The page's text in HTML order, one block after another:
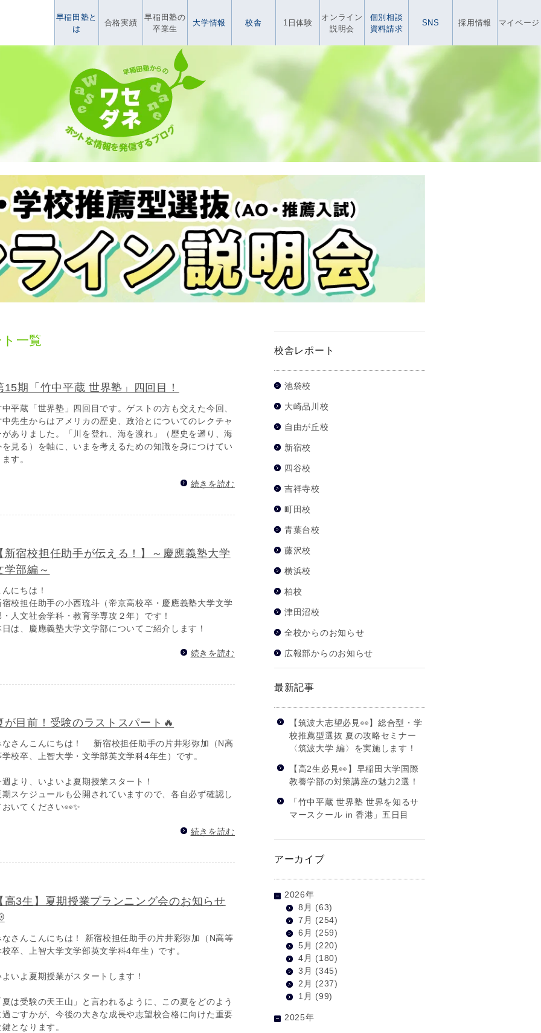
早稲田塾と
は
合格実績
早稲田塾の
卒業生
大学情報 校舎 1日体験
オンライン
説明会
個別相談
資料請求
SNS 採用情報 マイページ
一覧
15期「竹中平蔵 世界塾」四回目！
中平蔵「世界塾」四回目です。ゲストの方も交えた今回、
中先生からはアメリカの歴史、政治とについてのレクチャ
がありました。「川を登れ、海を渡れ」（歴史を遡り、海
を見る）を軸に、いまを考えるための知識を身につけてい
す。
続きを読む
新宿校担任助手が伝える！】～慶應義塾大学
学部編～
んにちは！
宿校担任助手の小西琉斗（帝京高校卒・慶應義塾大学文学
・人文社会学科・教育学専攻２年）です！
日は、慶應義塾大学文学部についてご紹介します！
続きを読む
が目前！受験のラストスパート🔥
なさんこんにちは！ 新宿校担任助手の片井彩弥加（N高
学校卒、上智大学・文学部英文学科4年生）です。
週より、いよいよ夏期授業スタート！
期スケジュールも公開されていますので、各自必ず確認し
おいてください👀✨
続きを読む
高3生】夏期授業プランニング会のお知らせ
なさんこんにちは！ 新宿校担任助手の片井彩弥加（N高等
校卒、上智大学文学部英文学科4年生）です。
よいよ夏期授業がスタートします！
夏は受験の天王山」と言われるように、この夏をどのよう
過ごすかが、今後の大きな成長や志望校合格に向けた重要
鍵となります。
校舎レポート
池袋校
大崎品川校
自由が丘校
新宿校
四谷校
吉祥寺校
町田校
青葉台校
藤沢校
横浜校
柏校
津田沼校
全校からのお知らせ
広報部からのお知らせ
最新記事
【筑波大志望必見👀】総合型・学
校推薦型選抜 夏の攻略セミナー
〈筑波大学 編〉を実施します！
【高2生必見👀】早稲田大学国際
教養学部の対策講座の魅力2選！
「竹中平蔵 世界塾 世界を知るサ
マースクール in 香港」五日目
アーカイブ
2026年
8月 (63)
7月 (254)
6月 (259)
5月 (220)
4月 (180)
3月 (345)
2月 (237)
1月 (99)
2025年